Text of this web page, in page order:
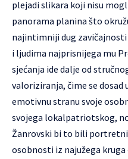
plejadi slikara koji nisu
panorama planina što
najintimniji dug
i ljudima najprisnijega mu
sjećanja ide dalje od
valoriziranja, čime se dosad
emotivnu stranu svoje
svojega lokalpatriotskog,
Žanrovski bi to bili
osobnosti iz najužega